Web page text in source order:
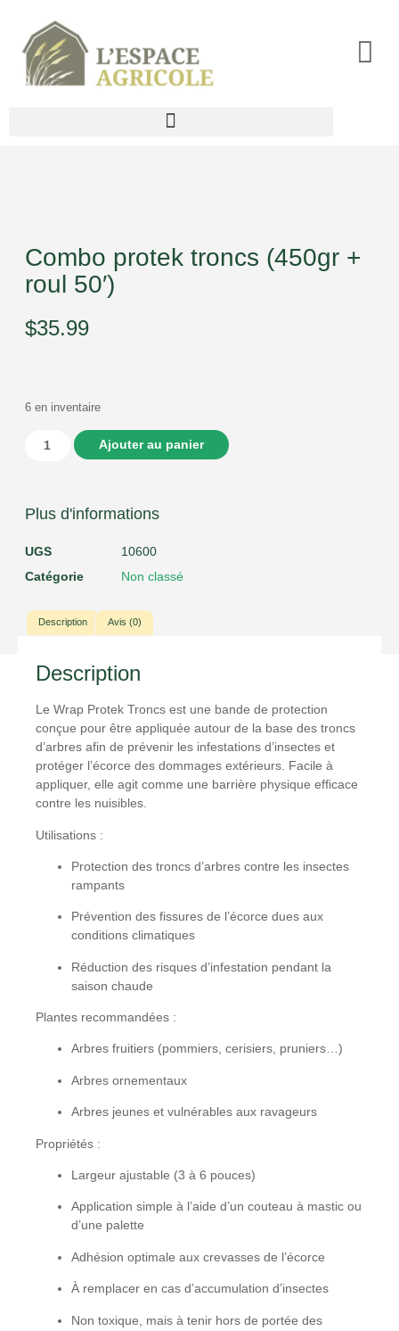
Combo protek troncs (450gr +
roul 50′)
$35.99
6 en inventaire
Ajouter au panier
Plus d'informations
UGS
10600
Catégorie
Non classé
Description Avis (0)
Description
Le Wrap Protek Troncs est une bande de protection
conçue pour être appliquée autour de la base des troncs
d’arbres afin de prévenir les infestations d’insectes et
protéger l’écorce des dommages extérieurs. Facile à
appliquer, elle agit comme une barrière physique efficace
contre les nuisibles.
Utilisations :
Protection des troncs d’arbres contre les insectes
rampants
Prévention des fissures de l’écorce dues aux
conditions climatiques
Réduction des risques d’infestation pendant la
saison chaude
Plantes recommandées :
Arbres fruitiers (pommiers, cerisiers, pruniers…)
Arbres ornementaux
Arbres jeunes et vulnérables aux ravageurs
Propriétés :
Largeur ajustable (3 à 6 pouces)
Application simple à l’aide d’un couteau à mastic ou
d’une palette
Adhésion optimale aux crevasses de l’écorce
À remplacer en cas d’accumulation d’insectes
Non toxique, mais à tenir hors de portée des